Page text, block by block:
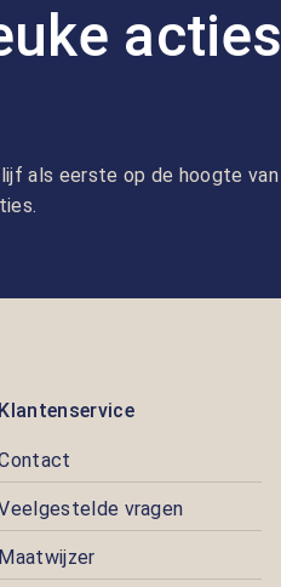
acties
als eerste op de hoogte van
Klantenservice
vragen
Maatwijzer